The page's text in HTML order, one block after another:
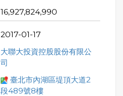
16,927,824,990
2017-01-17
大聯大投資控股股份有限公
司
臺北市內湖區堤頂大道2
段489號8樓